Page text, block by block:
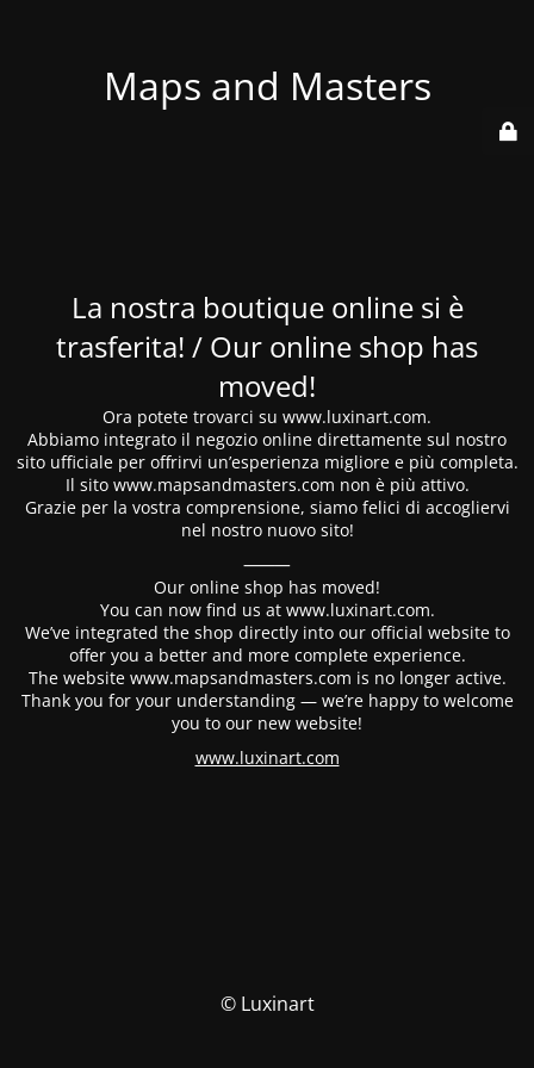
Maps and Masters
La nostra boutique online si è
trasferita! / Our online shop has
moved!
Ora potete trovarci su www.luxinart.com.
Abbiamo integrato il negozio online direttamente sul nostro
sito ufficiale per offrirvi un’esperienza migliore e più completa.
Il sito www.mapsandmasters.com non è più attivo.
Grazie per la vostra comprensione, siamo felici di accogliervi
nel nostro nuovo sito!
⸻
Our online shop has moved!
You can now find us at www.luxinart.com.
We’ve integrated the shop directly into our official website to
offer you a better and more complete experience.
The website www.mapsandmasters.com is no longer active.
Thank you for your understanding — we’re happy to welcome
you to our new website!
www.luxinart.com
© Luxinart